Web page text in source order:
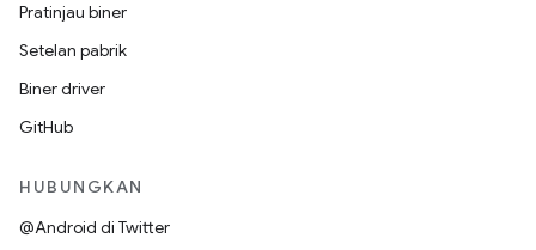
Pratinjau biner
Setelan pabrik
Biner driver
GitHub
HUBUNGKAN
@Android di Twitter